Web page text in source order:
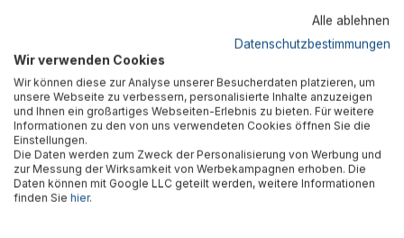
Welche Größe Du auch wählst, die Verbindung sitzt.
Unser FrameLink™ System dichtet die T-Verbinder so ab,
dass kein Tropfen ins Gestänge eindringen kann. Beim
ClickConnect™System sind die Sicherungsclip sogar
direkt in die T-Verbinder integriert und liefern extra
Stabilität bei jeder Wasserwelle.
Alle ablehnen
Datenschutzbestimmungen
Wir verwenden Cookies
Wir können diese zur Analyse unserer Besucherdaten platzieren, um
unsere Webseite zu verbessern, personalisierte Inhalte anzuzeigen
und Ihnen ein großartiges Webseiten-Erlebnis zu bieten. Für weitere
Informationen zu den von uns verwendeten Cookies öffnen Sie die
Einstellungen.
Die Daten werden zum Zweck der Personalisierung von Werbung und
zur Messung der Wirksamkeit von Werbekampagnen erhoben. Die
Daten können mit Google LLC geteilt werden, weitere Informationen
finden Sie hier.
FÜR DICH
Abonniere jetzt unseren kostenlosen
Newsletter, verpasse keine Neuigkeiten und
Aktionen mehr und sichere Dir 5 %
Willkommensrabatt auf nicht reduzierte Ware
bei Deiner ersten Bestellung !*
Email